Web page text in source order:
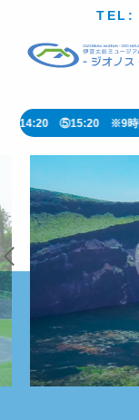
TEL:
※9時開館の日は